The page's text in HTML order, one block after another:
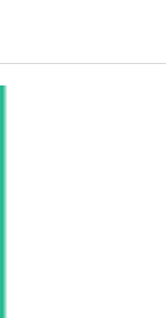
에서 의결(‘20.1
정책을 제언 국내
하여 국내 기후변화
는 등 기후변화 대
선진화 방안을 체
가 2020년 총 5건 정
고 안건으로 채택